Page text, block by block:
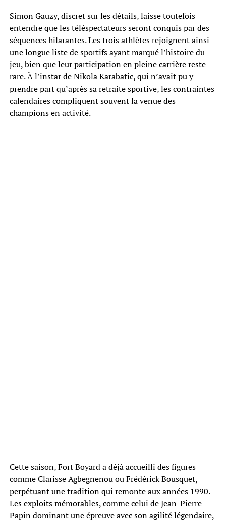
Simon Gauzy, discret sur les détails, laisse toutefois
entendre que les téléspectateurs seront conquis par des
séquences hilarantes. Les trois athlètes rejoignent ainsi
une longue liste de sportifs ayant marqué l’histoire du
jeu, bien que leur participation en pleine carrière reste
rare. À l’instar de Nikola Karabatic, qui n’avait pu y
prendre part qu’après sa retraite sportive, les contraintes
calendaires compliquent souvent la venue des
champions en activité.
Cette saison, Fort Boyard a déjà accueilli des figures
comme Clarisse Agbegnenou ou Frédérick Bousquet,
perpétuant une tradition qui remonte aux années 1990.
Les exploits mémorables, comme celui de Jean-Pierre
Papin dominant une épreuve avec son agilité légendaire,